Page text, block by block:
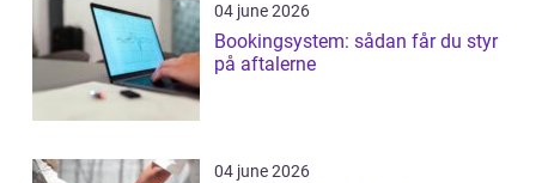
04 june 2026
Bookingsystem: sådan får du styr
på aftalerne
04 june 2026